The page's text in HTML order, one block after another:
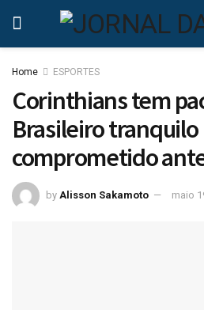
Home ESPORTES
Corinthians tem
Brasileiro tranquilo
comprometido
by Alisson Sakamoto maio